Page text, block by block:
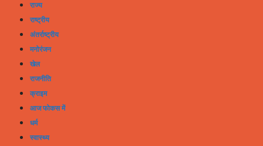
राज्य
राष्ट्रीय
अंतर्राष्ट्रीय
मनोरंजन
खेल
राजनीति
क्राइम
आज फोकस में
धर्म
स्वास्थ्य